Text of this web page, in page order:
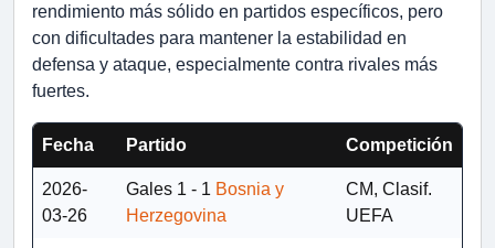
rendimiento más sólido en partidos específicos, pero
con dificultades para mantener la estabilidad en
defensa y ataque, especialmente contra rivales más
fuertes.
Fecha Partido Competición
2026-
03-26
Gales 1 - 1 Bosnia y
Herzegovina
CM, Clasif.
UEFA